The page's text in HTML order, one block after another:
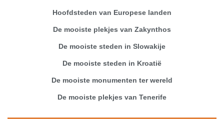
Hoofdsteden van Europese landen
De mooiste plekjes van Zakynthos
De mooiste steden in Slowakije
De mooiste steden in Kroatië
De mooiste monumenten ter wereld
De mooiste plekjes van Tenerife